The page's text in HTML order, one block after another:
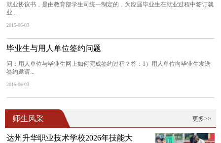
就业协议书，是由教育部学生司统一制定的，为应届毕业生在就业过程中签订就
业...
2015-06-03
毕业生与用人单位签约问题
问：用人单位与毕业生网上如何完成签约过程？答：1）用人单位向毕业生发送
签约邀请...
2015-06-03
更多>>
师生风采
达州升华职业技术学校2026年技能大